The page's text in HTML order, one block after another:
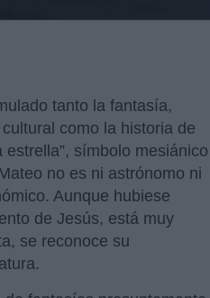
tanto la fantasía,
como la historia de
símbolo mesiánico
no es ni astrónomo ni
Aunque hubiese
de Jesús, está muy
se reconoce su